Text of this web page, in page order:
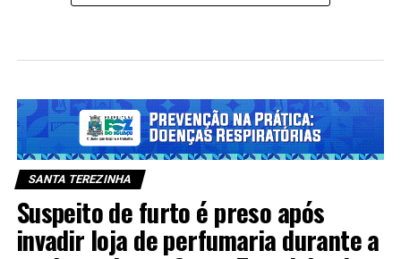
SANTA TEREZINHA
Suspeito de furto é preso após
invadir loja de perfumaria durante a